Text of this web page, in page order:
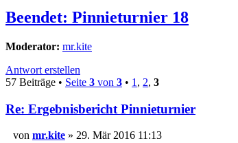
Beendet: Pinnieturnier 18
Moderator: mr.kite
Antwort erstellen
57 Beiträge • Seite 3 von 3 • 1 , 2, 3
Re: Ergebnisbericht Pinnieturnier
von mr.kite» 29. Mär 2016 11:13